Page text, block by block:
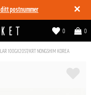
✕
ditt postnummer
0
0
100GX20ST/KRT NONGSHIM KOREA